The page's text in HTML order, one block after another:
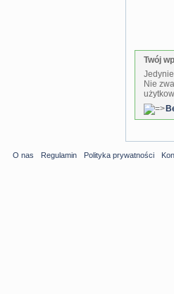
Twój
Nie
O nas Regulamin Polityka prywatności